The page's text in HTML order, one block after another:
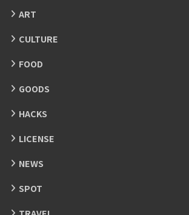
ART
CULTURE
FOOD
GOODS
HACKS
LICENSE
NEWS
SPOT